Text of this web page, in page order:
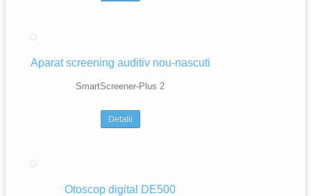
Aparat screening auditiv nou-nascuti
SmartScreener-Plus 2
Detalii
Otoscop digital DE500